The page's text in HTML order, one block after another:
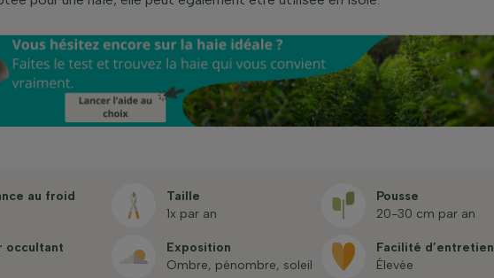
au froid
Taille
1x par an
Pousse
20-30 cm par an
occultant
Exposition
Ombre, pénombre, soleil
Facilité d’entretien
Élevée